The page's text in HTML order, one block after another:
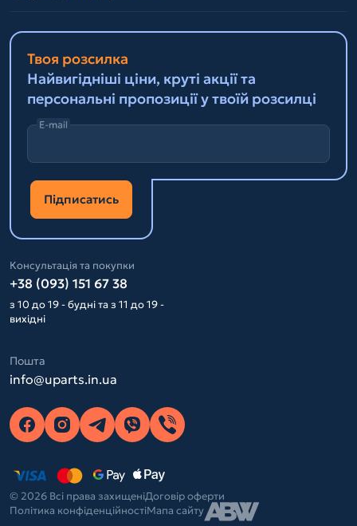
Твоя розсилка
Найвигідніші ціни, круті акції та
персональні пропозиції у твоїй розсилці
E-mail
Підписатись
Консультація та покупки
+38 (093) 151 67 38
з 10 до 19 - будні та з 11 до 19 -
вихідні
Пошта
info@uparts.in.ua
© 2026 Всі права захищеніДоговір оферти
Політика конфіденційностіМапа сайту